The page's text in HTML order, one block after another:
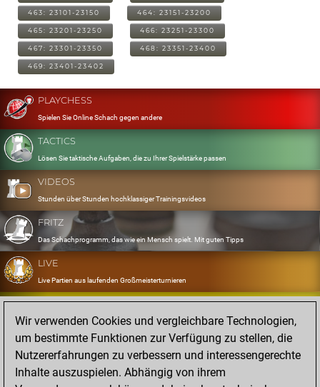
463: 23101-23150 464: 23151-23200
465: 23201-23250 466: 23251-23300
467: 23301-23350 468: 23351-23400
469: 23401-23402
PLAYCHESS
Spielen Sie Online Schach gegen andere
TACTICS
Lösen Sie taktische Aufgaben, die zu Ihrer Spielstärke passen
VIDEOS
Stunden über Stunden hochklassiger Trainingsvideos
FRITZ
Das Schachprogramm, das wie ein Mensch spielt. Mit guten Tipps
LIVE
Live Partien aus laufenden Großmeisterturnieren
OPENINGS
Erfassen und Üben Sie Ihr Eröffnungsrepertoire
DATABASE
Acht Millionen starke Partien
Wir verwenden Cookies und vergleichbare Technologien,
um bestimmte Funktionen zur Verfügung zu stellen, die
Nutzererfahrungen zu verbessern und interessengerechte
Inhalte auszuspielen. Abhängig von ihrem